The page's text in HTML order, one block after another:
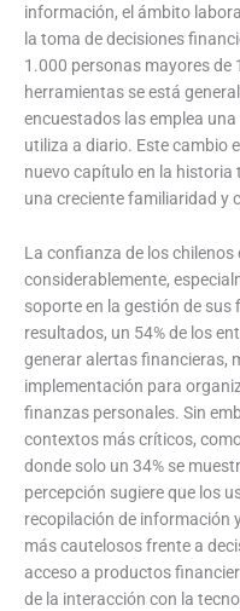
información, el ámbito
la toma de decisiones
1.000 personas mayores de
herramientas se está
encuestados las emplea
utiliza a diario. Este cambio
nuevo capítulo en la historia
una creciente familiaridad y
La confianza de los
considerablemente,
soporte en la gestión de sus
resultados, un 54% de los
generar alertas financieras,
implementación para
finanzas personales. Sin
contextos más críticos,
donde solo un 34% se
percepción sugiere que los
recopilación de información
más cautelosos frente a
acceso a productos
de la interacción con la